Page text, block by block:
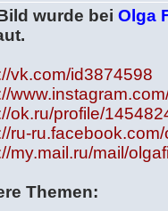
wurde beiOlga
vk.com/id3874598
ok.ru/profile/
ru-
my.mail.ru/mail/
Themen: